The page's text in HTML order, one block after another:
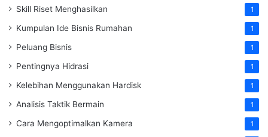
Skill Riset Menghasilkan 1
Kumpulan Ide Bisnis Rumahan 1
Peluang Bisnis 1
Pentingnya Hidrasi 1
Kelebihan Menggunakan Hardisk 1
Analisis Taktik Bermain 1
Cara Mengoptimalkan Kamera 1